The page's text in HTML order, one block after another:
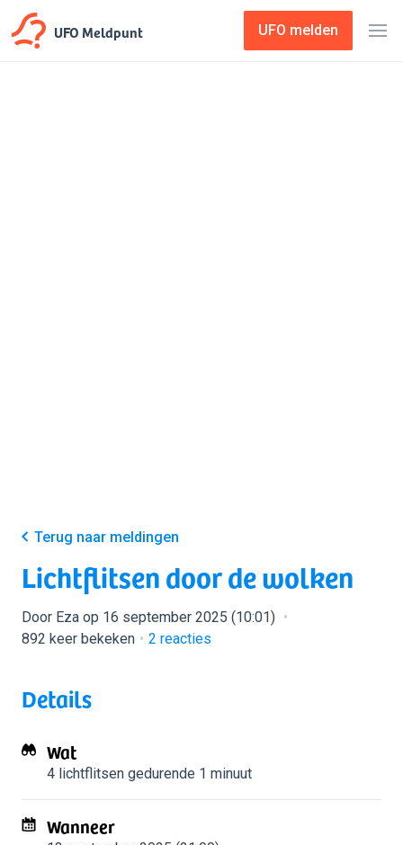
UFO Meldpunt UFO melden
Terug naar meldingen
Lichtflitsen door de wolken
Door Eza op 16 september 2025 (10:01)
892 keer bekeken
2 reacties
Details
Wat
4 lichtflitsen gedurende 1 minuut
Wanneer